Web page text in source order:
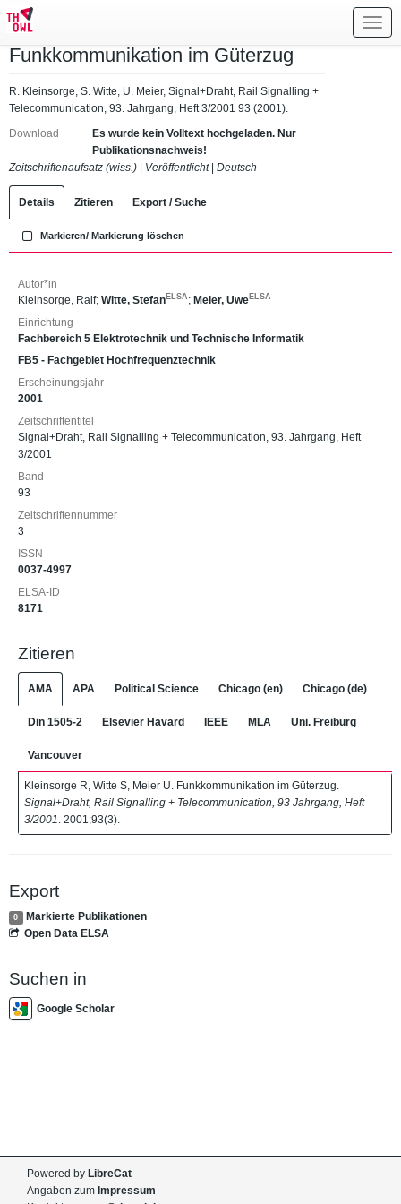
Funkkommunikation im Güterzug
R. Kleinsorge, S. Witte, U. Meier, Signal+Draht, Rail Signalling +
Telecommunication, 93. Jahrgang, Heft 3/2001 93 (2001).
Download
Es wurde kein Volltext hochgeladen. Nur
Publikationsnachweis!
Zeitschriftenaufsatz (wiss.)
Veröffentlicht| Deutsch
Details Zitieren Export / Suche
Markieren/ Markierung löschen
Autor*in
Kleinsorge, Ralf; Witte, Stefan ELSA ; Meier, Uwe ELSA
Einrichtung
Fachbereich 5 Elektrotechnik und Technische Informatik
FB5 - Fachgebiet Hochfrequenztechnik
Erscheinungsjahr
2001
Zeitschriftentitel
Signal+Draht, Rail Signalling + Telecommunication, 93. Jahrgang, Heft
3/2001
Band
93
Zeitschriftennummer
3
ISSN
0037-4997
ELSA-ID
8171
Zitieren
AMA APA Political Science Chicago (en) Chicago (de)
Din 1505-2 Elsevier Havard IEEE MLA Uni. Freiburg
Vancouver
Kleinsorge R, Witte S, Meier U. Funkkommunikation im Güterzug.
Signal+Draht, Rail Signalling + Telecommunication, 93 Jahrgang, Heft
3/2001 . 2001;93(3).
Export
0
Markierte Publikationen
Open Data ELSA
Suchen in
Google Scholar
Powered by LibreCat
Angaben zum Impressum